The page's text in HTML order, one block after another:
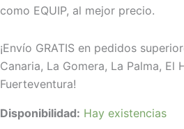
como EQUIP, al mejor precio.
¡Envío GRATIS en pedidos
Canaria, La Gomera, La Palma, El
Fuerteventura!
Disponibilidad: Hay existencias